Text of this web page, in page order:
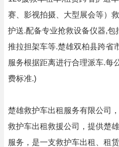
赛、影视拍摄、大型展会等）
护送.配备专业抢救设备仪器,包
推拉担架车等.楚雄双柏县跨省
服务根据距离进行合理派车.每
费标准.)
楚雄救护车出租服务有限公司
救护车出租救援公司，提供楚
服务，是一支救护车出租、租